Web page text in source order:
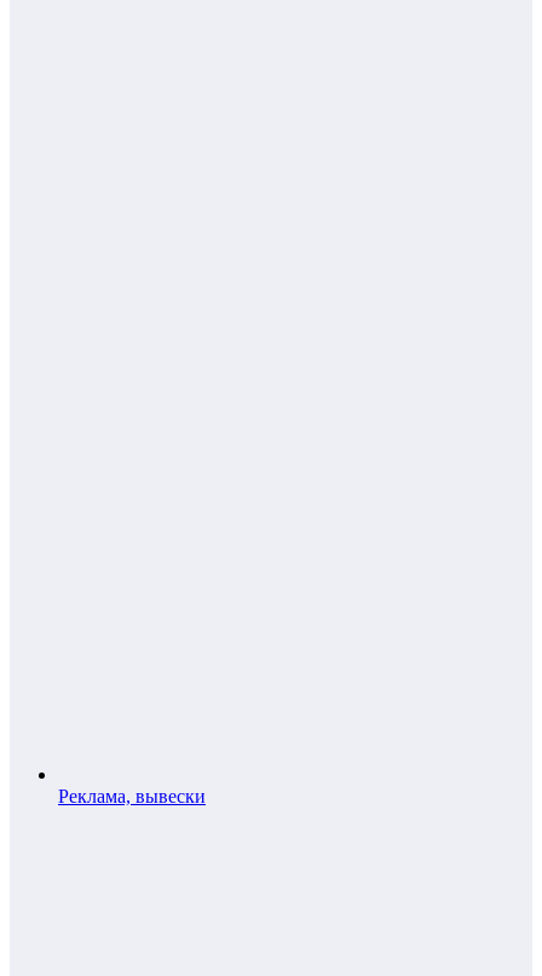
Реклама, вывески